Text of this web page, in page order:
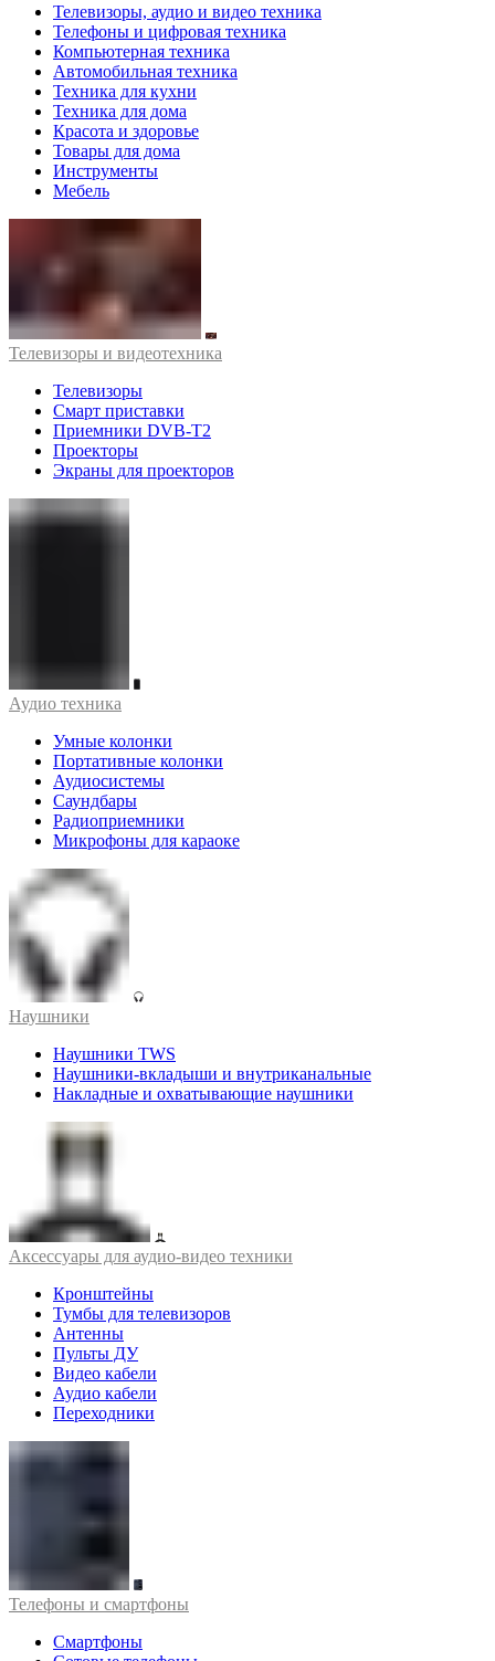
Телевизоры, аудио и видео техника
Телефоны и цифровая техника
Компьютерная техника
Автомобильная техника
Техника для кухни
Техника для дома
Красота и здоровье
Товары для дома
Инструменты
Мебель
Телевизоры и видеотехника
Телевизоры
Смарт приставки
Приемники DVB-T2
Проекторы
Экраны для проекторов
Аудио техника
Умные колонки
Портативные колонки
Аудиосистемы
Саундбары
Радиоприемники
Микрофоны для караоке
Наушники
Наушники TWS
Наушники-вкладыши и внутриканальные
Накладные и охватывающие наушники
Аксессуары для аудио-видео техники
Кронштейны
Тумбы для телевизоров
Антенны
Пульты ДУ
Видео кабели
Аудио кабели
Переходники
Телефоны и смартфоны
Смартфоны